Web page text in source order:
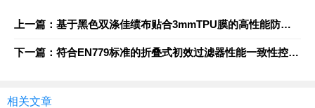
上一篇：基于黑色双涤佳绩布贴合3mmTPU膜的高性能防护服装开发
下一篇：符合EN779标准的折叠式初效过滤器性能一致性控制策略
相关文章